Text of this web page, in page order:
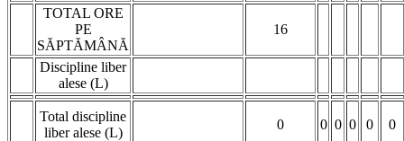
TOTAL ORE
PE
SĂPTĂMÂNĂ
16
Discipline liber
alese (L)
Total discipline
liber alese (L)
0 0 0 0 0 0